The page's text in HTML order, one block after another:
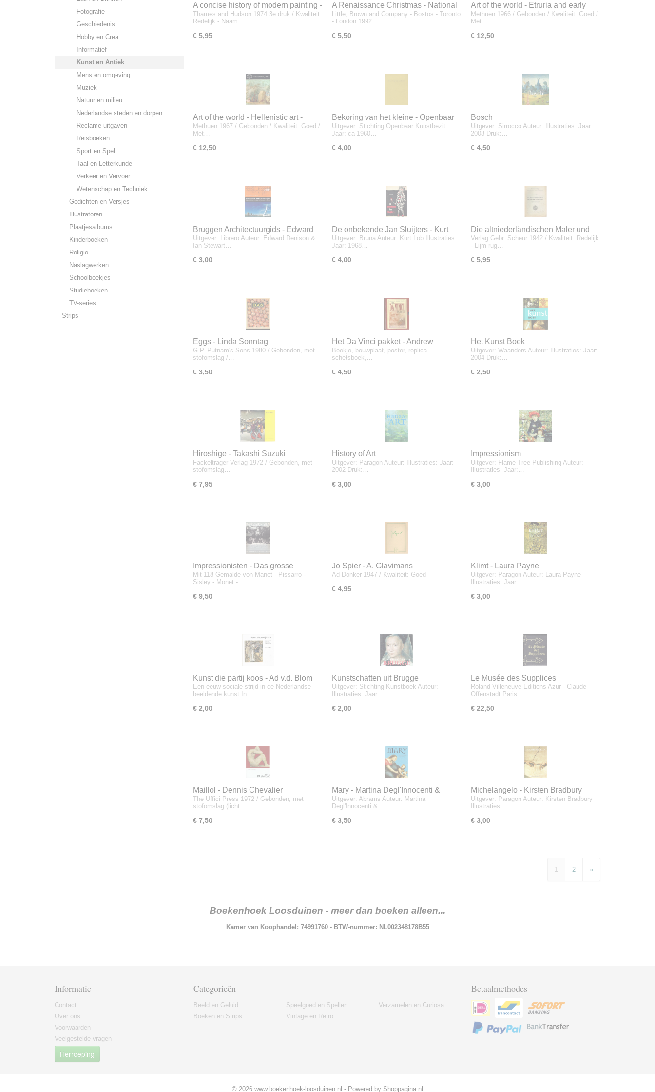
Fotografie
Geschiedenis
Hobby en Crea
Informatief
Kunst en Antiek
Mens en omgeving
Muziek
Natuur en milieu
Nederlandse steden en dorpen
Reclame uitgaven
Reisboeken
Sport en Spel
Taal en Letterkunde
Verkeer en Vervoer
Wetenschap en Techniek
Gedichten en Versjes
Illustratoren
Plaatjesalbums
Kinderboeken
Religie
Naslagwerken
Schoolboekjes
Studieboeken
TV-series
Strips
A concise history of modern painting -
Read, Benedict (preface)
Thames and Hudson 1974 3e druk / Kwaliteit:
Redelijk - Naam…
€ 5,95
A Renaissance Christmas - National
gallery of art
Little, Brown and Company - Bostos - Toronto
- London 1992…
€ 5,50
Art of the world - Etruria and early
Rome - G.A. Mansuelli
Methuen 1966 / Gebonden / Kwaliteit: Goed /
Met…
€ 12,50
Art of the world - Hellenistic art -
T.B.L. Webster
Methuen 1967 / Gebonden / Kwaliteit: Goed /
Met…
€ 12,50
Bekoring van het kleine - Openbaar
Kunstbezit - L.J. Bol
Uitgever: Stichting Openbaar Kunstbezit
Jaar: ca 1960…
€ 4,00
Bosch
Uitgever: Sirrocco Auteur: Illustraties: Jaar:
2008 Druk:…
€ 4,50
Bruggen Architectuurgids - Edward
Denison & Ian Stewart
Uitgever: Librero Auteur: Edward Denison &
Ian Stewart…
€ 3,00
De onbekende Jan Sluijters - Kurt
Lob
Uitgever: Bruna Auteur: Kurt Lob Illustraties:
Jaar: 1968…
€ 4,00
Die altniederländischen Maler und
Italien im XV. Jahrhundert - Dr. Georg
Tröscher
Verlag Gebr. Scheur 1942 / Kwaliteit: Redelijk
- Lijm rug…
€ 5,95
Eggs - Linda Sonntag
G.P. Putnam's Sons 1980 / Gebonden, met
stofomslag /…
€ 3,50
Het Da Vinci pakket - Andrew
Langley
Boekje, bouwplaat, poster, replica
schetsboek,…
€ 4,50
Het Kunst Boek
Uitgever: Waanders Auteur: Illustraties: Jaar:
2004 Druk:…
€ 2,50
Hiroshige - Takashi Suzuki
Fackeltrager Verlag 1972 / Gebonden, met
stofomslag…
€ 7,95
History of Art
Uitgever: Paragon Auteur: Illustraties: Jaar:
2002 Druk:…
€ 3,00
Impressionism
Uitgever: Flame Tree Publishing Auteur:
Illustraties: Jaar:…
€ 3,00
Impressionisten - Das grosse
Jahrhundert der Franzosischen
Malerei
Mit 118 Gemalde von Manet - Pissarro -
Sisley - Monet -…
€ 9,50
Jo Spier - A. Glavimans
Ad Donker 1947 / Kwaliteit: Goed
€ 4,95
Klimt - Laura Payne
Uitgever: Paragon Auteur: Laura Payne
Illustraties: Jaar:…
€ 3,00
Kunst die partij koos - Ad v.d. Blom
Een eeuw sociale strijd in de Nederlandse
beeldende kunst In…
€ 2,00
Kunstschatten uit Brugge
Uitgever: Stichting Kunstboek Auteur:
Illustraties: Jaar:…
€ 2,00
Le Musée des Supplices
Roland Villeneuve Editions Azur - Claude
Offenstadt Paris…
€ 22,50
Maillol - Dennis Chevalier
The Uffici Press 1972 / Gebonden, met
stofomslag (licht…
€ 7,50
Mary - Martina Degl'Innocenti &
Stella Marinone
Uitgever: Abrams Auteur: Martina
Degl'Innocenti &…
€ 3,50
Michelangelo - Kirsten Bradbury
Uitgever: Paragon Auteur: Kirsten Bradbury
Illustraties:…
€ 3,00
1 2 »
Boekenhoek Loosduinen - meer dan boeken alleen...
Kamer van Koophandel: 74991760 - BTW-nummer: NL002348178B55
Informatie
Contact
Over ons
Voorwaarden
Veelgestelde vragen
Herroeping
Categorieën
Beeld en Geluid
Boeken en Strips
Speelgoed en Spellen
Vintage en Retro
Verzamelen en Curiosa
Betaalmethodes
© 2026 www.boekenhoek-loosduinen.nl - Powered by Shoppagina.nl